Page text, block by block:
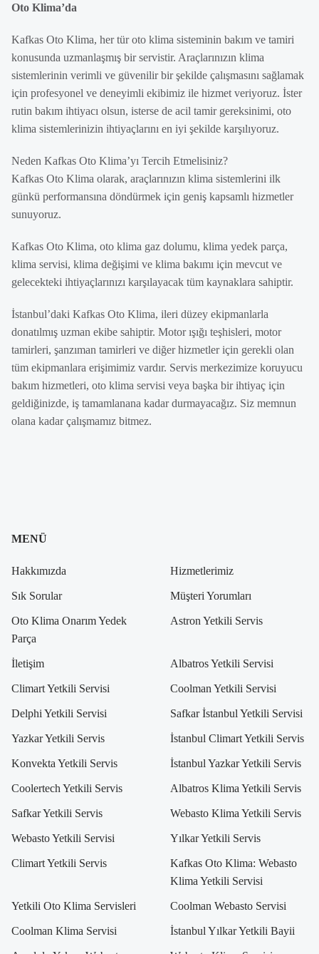
Oto Klima’da
Kafkas Oto Klima, her tür oto klima sisteminin bakım ve tamiri
konusunda uzmanlaşmış bir servistir. Araçlarınızın klima
sistemlerinin verimli ve güvenilir bir şekilde çalışmasını sağlamak
için profesyonel ve deneyimli ekibimiz ile hizmet veriyoruz. İster
rutin bakım ihtiyacı olsun, isterse de acil tamir gereksinimi, oto
klima sistemlerinizin ihtiyaçlarını en iyi şekilde karşılıyoruz.
Neden Kafkas Oto Klima’yı Tercih Etmelisiniz?
Kafkas Oto Klima olarak, araçlarınızın klima sistemlerini ilk
günkü performansına döndürmek için geniş kapsamlı hizmetler
sunuyoruz.
Kafkas Oto Klima, oto klima gaz dolumu, klima yedek parça,
klima servisi, klima değişimi ve klima bakımı için mevcut ve
gelecekteki ihtiyaçlarınızı karşılayacak tüm kaynaklara sahiptir.
İstanbul’daki Kafkas Oto Klima, ileri düzey ekipmanlarla
donatılmış uzman ekibe sahiptir. Motor ışığı teşhisleri, motor
tamirleri, şanzıman tamirleri ve diğer hizmetler için gerekli olan
tüm ekipmanlara erişimimiz vardır. Servis merkezimize koruyucu
bakım hizmetleri, oto klima servisi veya başka bir ihtiyaç için
geldiğinizde, iş tamamlanana kadar durmayacağız. Siz memnun
olana kadar çalışmamız bitmez.
MENÜ
Hakkımızda Hizmetlerimiz
Sık Sorular Müşteri Yorumları
Oto Klima Onarım Yedek
Parça
Astron Yetkili Servis
İletişim Albatros Yetkili Servisi
Climart Yetkili Servisi Coolman Yetkili Servisi
Delphi Yetkili Servisi Safkar İstanbul Yetkili Servisi
Yazkar Yetkili Servis İstanbul Climart Yetkili Servis
Konvekta Yetkili Servis İstanbul Yazkar Yetkili Servis
Coolertech Yetkili Servis Albatros Klima Yetkili Servis
Safkar Yetkili Servis Webasto Klima Yetkili Servis
Webasto Yetkili Servisi Yılkar Yetkili Servis
Climart Yetkili Servis
Kafkas Oto Klima: Webasto
Klima Yetkili Servisi
Yetkili Oto Klima Servisleri Coolman Webasto Servisi
Coolman Klima Servisi İstanbul Yılkar Yetkili Bayii